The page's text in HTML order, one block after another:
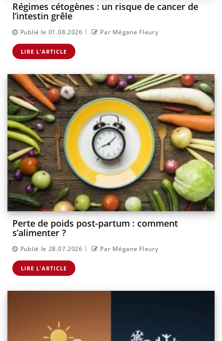
Régimes cétogènes : un risque de cancer de
l’intestin grêle
Publié le 01.08.2026 | Par Mégane Fleury
LIRE L'ARTICLE
Perte de poids post-partum : comment
s’alimenter ?
Publié le 28.07.2026 | Par Mégane Fleury
LIRE L'ARTICLE